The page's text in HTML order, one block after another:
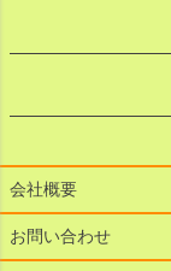
会社概要
お問い合わせ